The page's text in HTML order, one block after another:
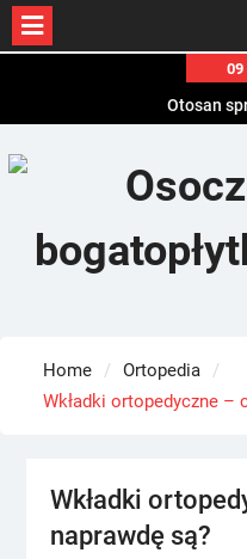
content
09
Korony
Home
Ortopedia
Wkładki ortopedyczne –
Wkładki
naprawdę są?